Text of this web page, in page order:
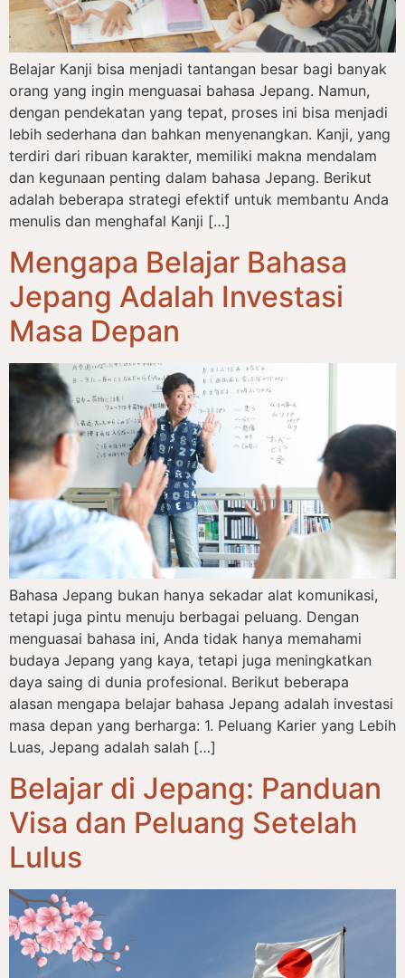
Belajar Kanji bisa menjadi tantangan besar bagi banyak
orang yang ingin menguasai bahasa Jepang. Namun,
dengan pendekatan yang tepat, proses ini bisa menjadi
lebih sederhana dan bahkan menyenangkan. Kanji, yang
terdiri dari ribuan karakter, memiliki makna mendalam
dan kegunaan penting dalam bahasa Jepang. Berikut
adalah beberapa strategi efektif untuk membantu Anda
menulis dan menghafal Kanji […]
Mengapa Belajar Bahasa
Jepang Adalah Investasi
Masa Depan
Bahasa Jepang bukan hanya sekadar alat komunikasi,
tetapi juga pintu menuju berbagai peluang. Dengan
menguasai bahasa ini, Anda tidak hanya memahami
budaya Jepang yang kaya, tetapi juga meningkatkan
daya saing di dunia profesional. Berikut beberapa
alasan mengapa belajar bahasa Jepang adalah investasi
masa depan yang berharga: 1. Peluang Karier yang Lebih
Luas, Jepang adalah salah […]
Belajar di Jepang: Panduan
Visa dan Peluang Setelah
Lulus